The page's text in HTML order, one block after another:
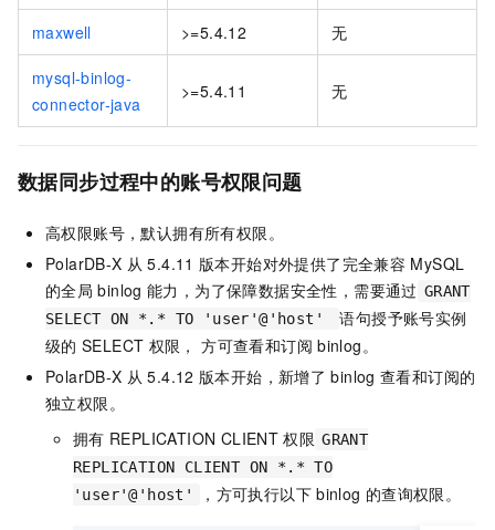
maxwell >=5.4.12 无
mysql-binlog-
connector-java
>=5.4.11 无
数据同步过程中的账号权限问题
高权限账号，默认拥有所有权限。
PolarDB-X 从 5.4.11 版本开始对外提供了完全兼容 MySQL
的全局 binlog 能力，为了保障数据安全性，需要通过 GRANT
SELECT ON *.* TO 'user'@'host'
语句授予账号实例
级的 SELECT 权限， 方可查看和订阅 binlog。
PolarDB-X 从 5.4.12 版本开始，新增了 binlog 查看和订阅的
独立权限。
拥有 REPLICATION CLIENT 权限 GRANT
REPLICATION CLIENT ON *.* TO
'user'@'host'
，方可执行以下 binlog 的查询权限。